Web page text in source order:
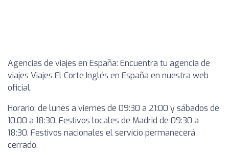
Agencias de viajes en España: Encuentra tu agencia de
viajes Viajes El Corte Inglés en España en nuestra web
oficial.
Horario: de lunes a viernes de 09:30 a 21:00 y sábados de
10.00 a 18:30. Festivos locales de Madrid de 09:30 a
18:30. Festivos nacionales el servicio permanecerá
cerrado.